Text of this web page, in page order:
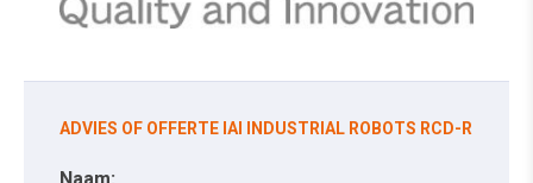
ADVIES OF OFFERTE IAI INDUSTRIAL ROBOTS RCD-R